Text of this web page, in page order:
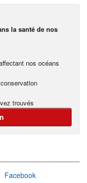
la santé de nos
nos océans
trouvés
Facebook